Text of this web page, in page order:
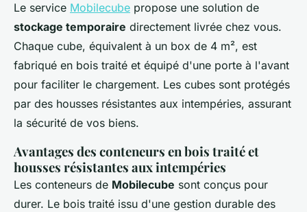
Le service Mobilecube propose une solution de
stockage temporaire directement livrée chez vous.
Chaque cube, équivalent à un box de 4 m², est
fabriqué en bois traité et équipé d'une porte à l'avant
pour faciliter le chargement. Les cubes sont protégés
par des housses résistantes aux intempéries, assurant
la sécurité de vos biens.
Avantages des conteneurs en bois traité et
housses résistantes aux intempéries
Les conteneurs de Mobilecube sont conçus pour
durer. Le bois traité issu d'une gestion durable des